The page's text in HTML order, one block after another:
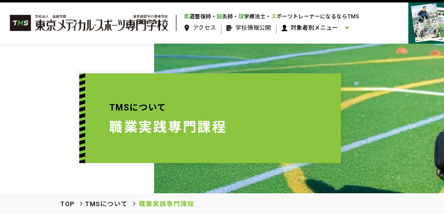
柔道整復師・ 鍼灸師・ 理学療法士・ スポーツトレーナーになるならTMS
アクセス 学校情報公開 対象者別メニュー
TMSについて
職業実践専門課程
TOP TMSについて 職業実践専門課程